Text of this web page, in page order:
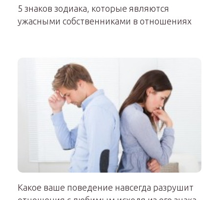
5 знаков зодиака, которые являются
ужасными собственниками в отношениях
Какое ваше поведение навсегда разрушит